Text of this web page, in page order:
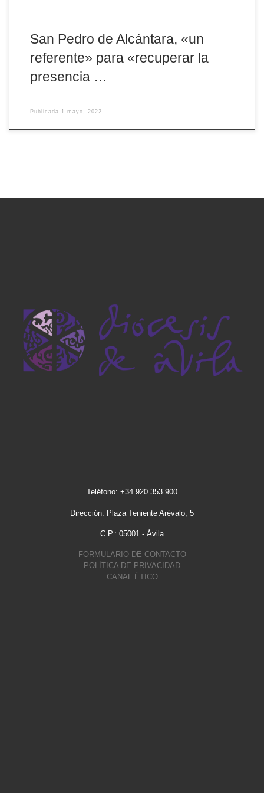
San Pedro de Alcántara, «un
referente» para «recuperar la
presencia …
Publicada 1 mayo, 2022
Teléfono: +34 920 353 900
Dirección: Plaza Teniente Arévalo, 5
C.P.: 05001 - Ávila
FORMULARIO DE CONTACTO
POLÍTICA DE PRIVACIDAD
CANAL ÉTICO